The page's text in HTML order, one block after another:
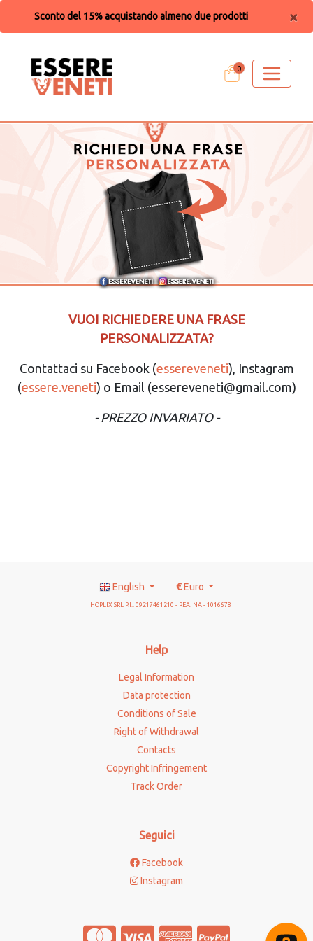
Sconto del 15% acquistando almeno due prodotti ×
0
VUOI RICHIEDERE UNA FRASE
PERSONALIZZATA?
Contattaci su Facebook (essereveneti), Instagram
(essere.veneti) o Email (essereveneti@gmail.com)
- PREZZO INVARIATO -
English €Euro
HOPLIX SRL P.I.: 09217461210 - REA: NA - 1016678
Help
Legal Information
Data protection
Conditions of Sale
Right of Withdrawal
Contacts
Copyright Infringement
Track Order
Seguici
Facebook
Instagram